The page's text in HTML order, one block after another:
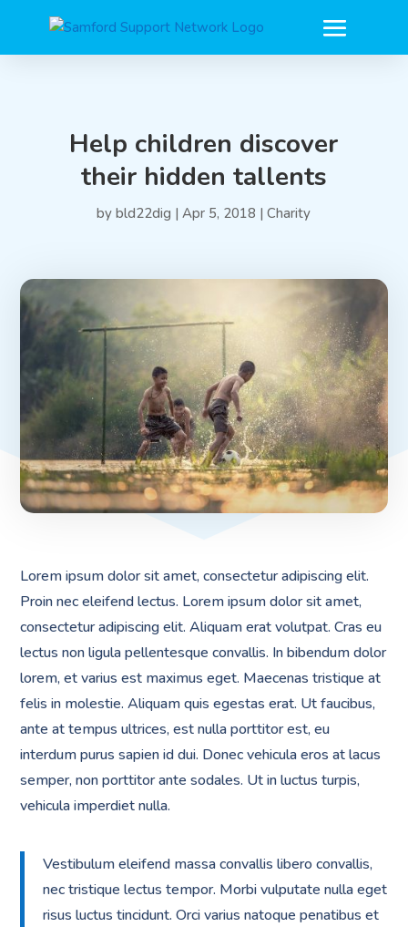
Help children discover
their hidden tallents
bybld22dig |Apr 5, 2018 |Charity
Lorem ipsum dolor sit amet, consectetur adipiscing elit.
Proin nec eleifend lectus. Lorem ipsum dolor sit amet,
consectetur adipiscing elit. Aliquam erat volutpat. Cras eu
lectus non ligula pellentesque convallis. In bibendum dolor
lorem, et varius est maximus eget. Maecenas tristique at
felis in molestie. Aliquam quis egestas erat. Ut faucibus,
ante at tempus ultrices, est nulla porttitor est, eu
interdum purus sapien id dui. Donec vehicula eros at lacus
semper, non porttitor ante sodales. Ut in luctus turpis,
vehicula imperdiet nulla.
Vestibulum eleifend massa convallis libero convallis,
nec tristique lectus tempor. Morbi vulputate nulla eget
risus luctus tincidunt. Orci varius natoque penatibus et